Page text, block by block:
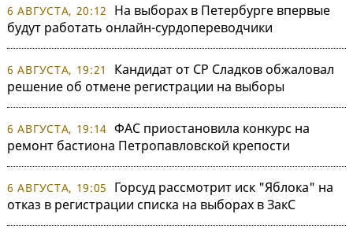
6 АВГУСТА, 20:12
На выборах в Петербурге впервые
будут работать онлайн-сурдопереводчики
6 АВГУСТА, 19:21
Кандидат от СР Сладков обжаловал
решение об отмене регистрации на выборы
6 АВГУСТА, 19:14 ФАС приостановила конкурс на
ремонт бастиона Петропавловской крепости
6 АВГУСТА, 19:05
Горсуд рассмотрит иск "Яблока" на
отказ в регистрации списка на выборах в ЗакС